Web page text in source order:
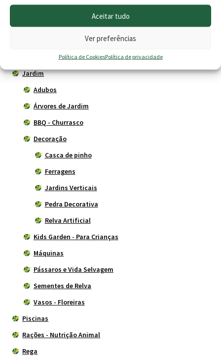
Aceitar tudo
Ver preferências
Política de CookiesPolítica de privacidade
Cercas eléctricas
Jardim
Adubos
Árvores de Jardim
BBQ - Churrasco
Decoração
Casca de pinho
Ferragens
Jardins Verticais
Pedra Decorativa
Relva Artificial
Kids Garden - Para Crianças
Máquinas
Pássaros e Vida Selvagem
Sementes de Relva
Vasos - Floreiras
Piscinas
Rações - Nutrição Animal
Rega